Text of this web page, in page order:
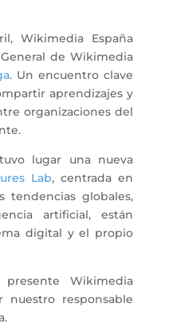
Wikimedia España
de Wikimedia
. Un encuentro clave
aprendizajes y
organizaciones del
lugar una nueva
Lab, centrada en
tendencias globales,
artificial, están
digital y el propio
Wikimedia
nuestro responsable